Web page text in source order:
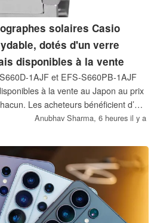
solaires Casio
dotés d'un verre
disponibles à la vente
1AJF et EFS-S660PB-1AJF
à la vente au Japon au prix
Les acheteurs bénéficient d’un
à 10 bars. La variante PB
Anubhav Sharma, 6 heures il y a